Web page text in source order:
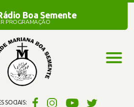
SOCIAIS:
Boa Semente
Boa Semente
PROGRAMAÇÃO